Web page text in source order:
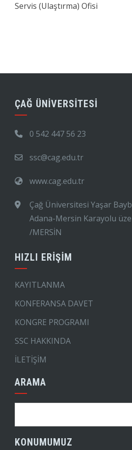
Servis (Ulaştırma) Ofisi
ÇAĞ ÜNİVERSİTESİ
0 542 447 56 23
ssc@cag.edu.tr
www.cag.edu.tr
Çağ Üniversitesi Yaşar
Adana-Mersin Karayolu
/MERSİN
HIZLI ERİŞİM
KAYITLANMA
KONFERANSA DAVET
KONGRE PROGRAMI
SSC HAKKINDA
İLETİŞİM
ARAMA
KONUMUMUZ